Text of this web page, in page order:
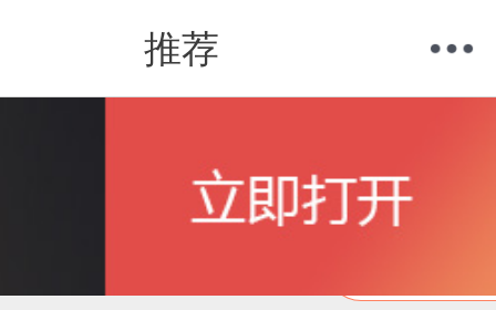
推荐
我的当当